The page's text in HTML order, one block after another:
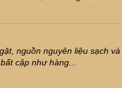
nguồn nguyên liệu sạch
cập như hàng...